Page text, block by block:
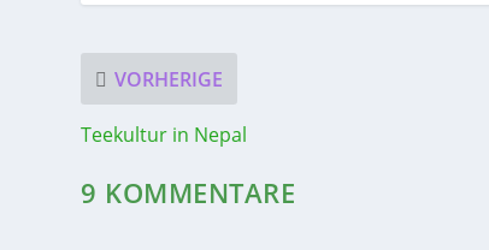
VORHERIGE
Teekultur in Nepal
9 KOMMENTARE